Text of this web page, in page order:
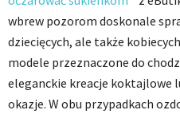
wbrew pozorom doskonale
dziecięcych, ale także
modele przeznaczone do
eleganckie kreacje koktajlowe
okazje. W obu przypadkach